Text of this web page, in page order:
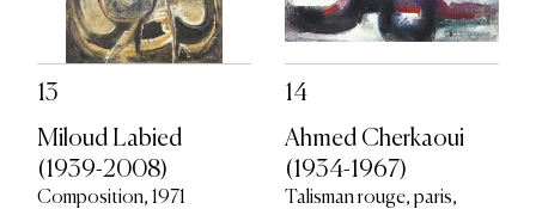
13
Miloud Labied
(1939-2008)
Composition, 1971
14
Ahmed Cherkaoui
(1934-1967)
Talisman rouge, paris,